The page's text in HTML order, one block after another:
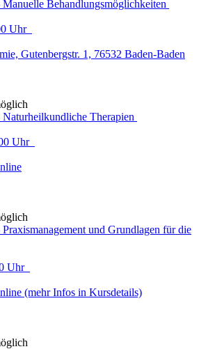
Behandlungsmöglichkeiten
Uhr
Gutenbergstr. 1, 76532 Baden-Baden
Therapien
Uhr
und Grundlagen für die
Uhr
(mehr Infos in Kursdetails)